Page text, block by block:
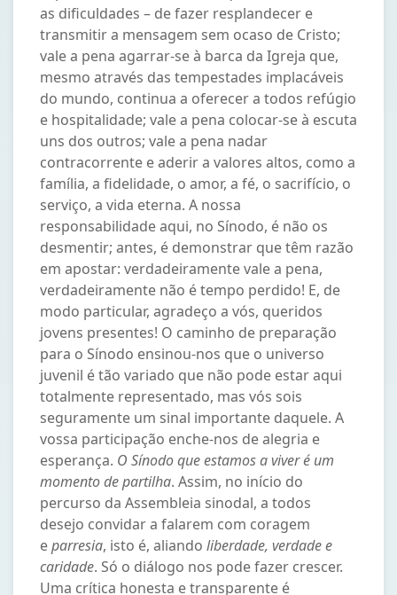
as dificuldades – de fazer resplandecer e
transmitir a mensagem sem ocaso de Cristo;
vale a pena agarrar-se à barca da Igreja que,
mesmo através das tempestades implacáveis
do mundo, continua a oferecer a todos refúgio
e hospitalidade; vale a pena colocar-se à escuta
uns dos outros; vale a pena nadar
contracorrente e aderir a valores altos, como a
família, a fidelidade, o amor, a fé, o sacrifício, o
serviço, a vida eterna. A nossa
responsabilidade aqui, no Sínodo, é não os
desmentir; antes, é demonstrar que têm razão
em apostar: verdadeiramente vale a pena,
verdadeiramente não é tempo perdido! E, de
modo particular, agradeço a vós, queridos
jovens presentes! O caminho de preparação
para o Sínodo ensinou-nos que o universo
juvenil é tão variado que não pode estar aqui
totalmente representado, mas vós sois
seguramente um sinal importante daquele. A
vossa participação enche-nos de alegria e
esperança. O Sínodo que estamos a viver é um
momento de partilha. Assim, no início do
percurso da Assembleia sinodal, a todos
desejo convidar a falarem com coragem
eparresia, isto é, aliando liberdade, verdade e
caridade. Só o diálogo nos pode fazer crescer.
Uma crítica honesta e transparente é